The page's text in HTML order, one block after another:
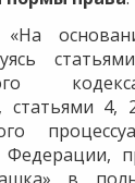
статьями 4,
Федерации,